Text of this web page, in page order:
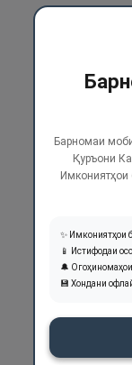
Барномаи
Қуръони
Имкониятҳои
✨ Имкониятҳои
📱 Истифодаи
🔔
💾 Хондани